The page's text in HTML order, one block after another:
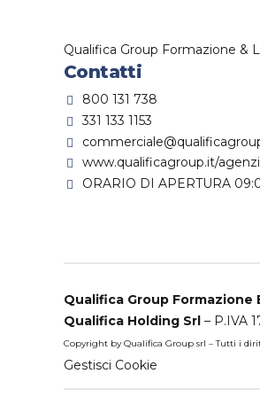
Qualifica Group Formazione &
Contatti
800 131 738
331 133 1153
www.qualificagroup.it/
ORARIO DI APERTURA
Qualifica Group Formazione
Qualifica Holding Srl – P.IVA
Copyright by Qualifica Group srl – Tutti i
Gestisci Cookie